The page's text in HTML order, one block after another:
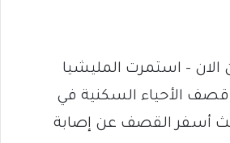
الان – استمرت المليشيا
قصف الأحياء السكنية في
أسفر القصف عن إصابة